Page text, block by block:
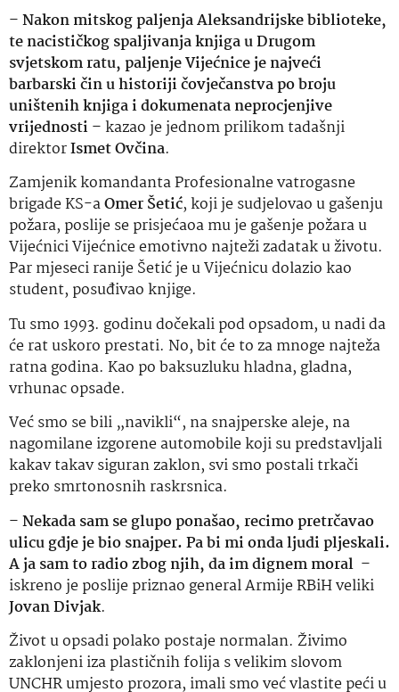
–Nakon mitskog paljenja Aleksandrijske biblioteke,
te nacističkog spaljivanja knjiga u Drugom
svjetskom ratu, paljenje Vijećnice je najveći
barbarski čin u historiji čovječanstva po broju
uništenih knjiga i dokumenata neprocjenjive
vrijednosti– kazao je jednom prilikom tadašnji
direktorIsmet Ovčina.
Zamjenik komandanta Profesionalne vatrogasne
brigade KS-aOmer Šetić, koji je sudjelovao u gašenju
požara, poslije se prisjećaoa mu je gašenje požara u
Vijećnici Vijećnice emotivno najteži zadatak u životu.
Par mjeseci ranije Šetić je u Vijećnicu dolazio kao
student, posuđivao knjige.
Tu smo 1993. godinu dočekali pod opsadom, u nadi da
će rat uskoro prestati. No, bit će to za mnoge najteža
ratna godina. Kao po baksuzluku hladna, gladna,
vrhunac opsade.
Već smo se bili „navikli“, na snajperske aleje, na
nagomilane izgorene automobile koji su predstavljali
kakav takav siguran zaklon, svi smo postali trkači
preko smrtonosnih raskrsnica.
–Nekada sam se glupo ponašao, recimo pretrčavao
ulicu gdje je bio snajper. Pa bi mi onda ljudi pljeskali.
A ja sam to radio zbog njih, da im dignem moral –
iskreno je poslije priznao general Armije RBiH veliki
Jovan Divjak.
Život u opsadi polako postaje normalan. Živimo
zaklonjeni iza plastičnih folija s velikim slovom
UNCHR umjesto prozora, imali smo već vlastite peći u